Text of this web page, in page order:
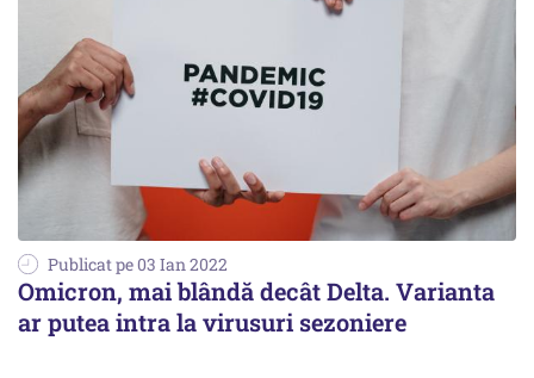
Publicat pe 03 Ian 2022
Omicron, mai blândă decât Delta. Varianta
ar putea intra la virusuri sezoniere